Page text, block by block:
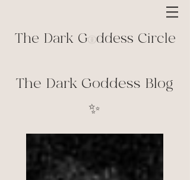
The Dark G ddess Circle
The Dark Goddess Blog
✨